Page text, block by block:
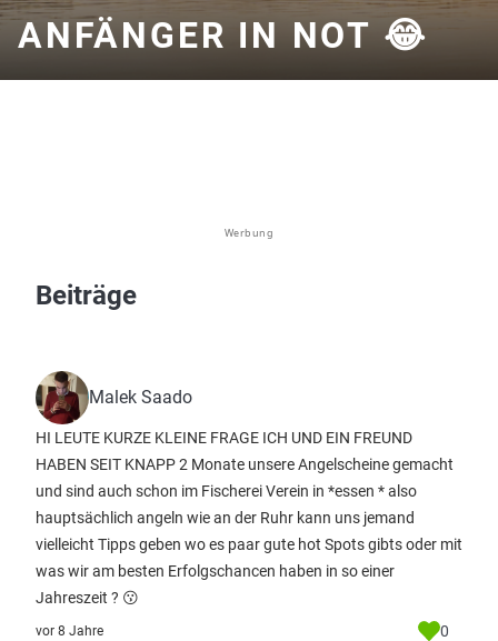
ANFÄNGER IN NOT 😂
Werbung
Beiträge
Malek Saado
HI LEUTE KURZE KLEINE FRAGE ICH UND EIN FREUND
HABEN SEIT KNAPP 2 Monate unsere Angelscheine gemacht
und sind auch schon im Fischerei Verein in *essen * also
hauptsächlich angeln wie an der Ruhr kann uns jemand
vielleicht Tipps geben wo es paar gute hot Spots gibts oder mit
was wir am besten Erfolgschancen haben in so einer
Jahreszeit ? 😗
vor 8 Jahre 0